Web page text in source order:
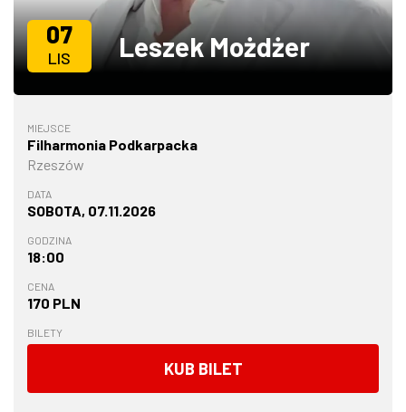
07
LIS Leszek Możdżer
MIEJSCE
Filharmonia Podkarpacka
Rzeszów
DATA
SOBOTA, 07.11.2026
GODZINA
18:00
CENA
170 PLN
BILETY
KUB BILET